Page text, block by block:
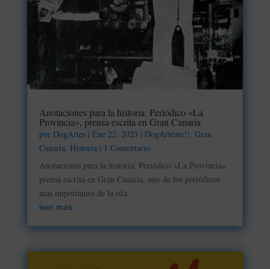
Anotaciones para la historia: Periódico «La
Provincia», prensa escrita en Gran Canaria
por DogArtes| Ene 22, 2023 | DogArtéate!!, Gran
Canaria, Historia| 1 Comentario
Anotaciones para la historia: Periódico «La Provincia»,
prensa escrita en Gran Canaria, uno de los periódicos
más importantes de la isla.
leer más